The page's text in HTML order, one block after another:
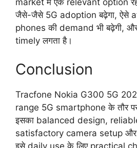
market में एक relevant option
जैसे-जैसे 5G adoption बढ़ेगा, ऐसे
phones की demand भी बढ़ेगी,
timely लगता है।
Conclusion
Tracfone Nokia G300 5G
range 5G smartphone के तौर
इसका balanced design,
satisfactory camera setup
इसे daily use के लिए practical